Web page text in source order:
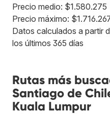
Precio medio: $1.580.275
Precio máximo:
Datos calculados a partir
los últimos 365 días
Rutas más
Santiago de
Kuala Lumpur